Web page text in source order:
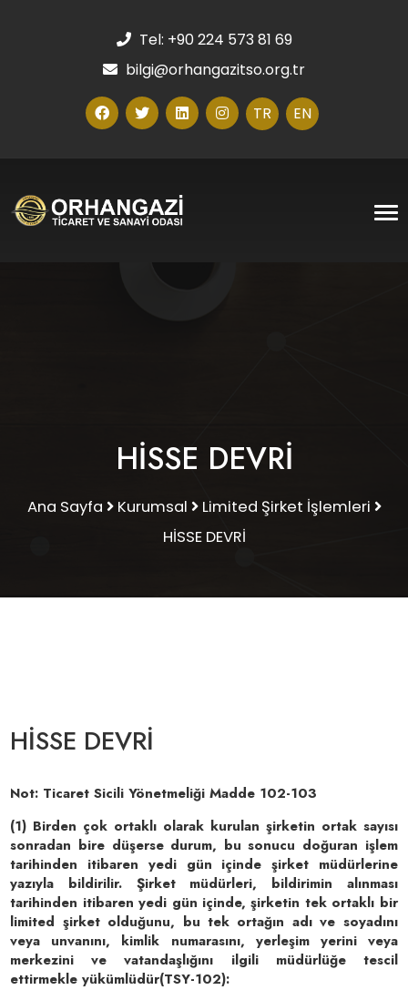
Tel: +90 224 573 81 69
bilgi@orhangazitso.org.tr
TR EN
HİSSE DEVRİ
Ana Sayfa Kurumsal
Limited Şirket İşlemleri
HİSSE DEVRİ
HİSSE DEVRİ
Not: Ticaret Sicili Yönetmeliği Madde 102-103
(1) Birden çok ortaklı olarak kurulan şirketin ortak sayısı
sonradan bire düşerse durum, bu sonucu doğuran işlem
tarihinden itibaren yedi gün içinde şirket müdürlerine
yazıyla bildirilir. Şirket müdürleri, bildirimin alınması
tarihinden itibaren yedi gün içinde, şirketin tek ortaklı bir
limited şirket olduğunu, bu tek ortağın adı ve soyadını
veya unvanını, kimlik numarasını, yerleşim yerini veya
merkezini ve vatandaşlığını ilgili müdürlüğe tescil
ettirmekle yükümlüdür(TSY-102):